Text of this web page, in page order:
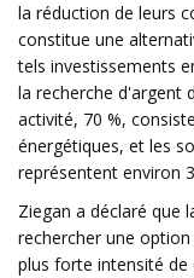
la réduction de leurs
constitue une
tels investissements
la recherche d'argent
activité, 70 %,
énergétiques, et les
représentent environ
Ziegan a déclaré que
rechercher une
plus forte intensité de